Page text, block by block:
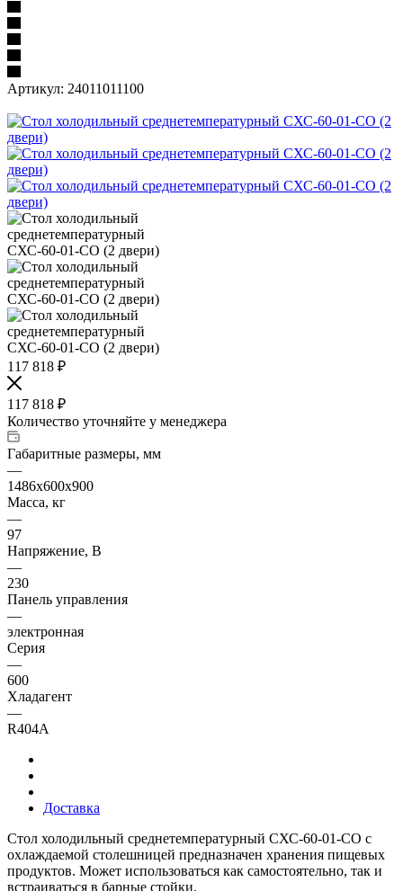
Артикул: 24011011100
117 818 ₽
117 818 ₽
Количество уточняйте у менеджера
Габаритные размеры, мм
—
1486х600х900
Масса, кг
—
97
Напряжение, В
—
230
Панель управления
—
электронная
Серия
—
600
Хладагент
—
R404A
Доставка
Стол холодильный среднетемпературный СХС-60-01-СО с
охлаждаемой столешницей предназначен хранения пищевых
продуктов. Может использоваться как самостоятельно, так и
встраиваться в барные стойки.